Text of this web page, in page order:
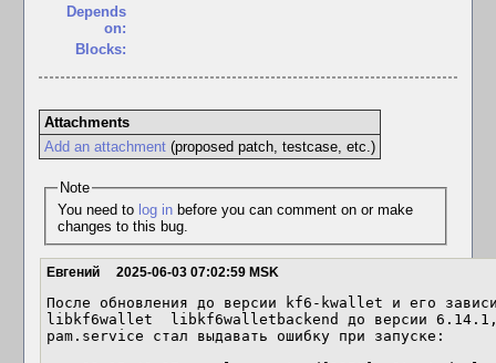
Depends
on:
Blocks:
Attachments
Add an attachment(proposed patch, testcase, etc.)
Note
You need to log inbefore you can comment on or make
changes to this bug.
Евгений 2025-06-03 07:02:59 MSK
После обновления до версии kf6-kwallet и его
libkf6wallet  libkf6walletbackend до версии
pam.service стал выдавать ошибку при запуске: